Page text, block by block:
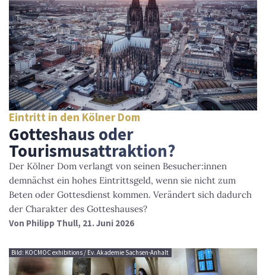
Eintritt in den Kölner Dom
Gotteshaus oder
Tourismusattraktion?
Der Kölner Dom verlangt von seinen Besucher:innen
demnächst ein hohes Eintrittsgeld, wenn sie nicht zum
Beten oder Gottesdienst kommen. Verändert sich dadurch
der Charakter des Gotteshauses?
Von Philipp Thull, 21. Juni 2026
Bild: KOCMOC exhibitions / Ev. Akademie Sachsen-Anhalt